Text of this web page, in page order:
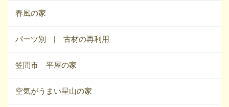
春風の家
パーツ別 | 古材の再利用
笠間市 平屋の家
空気がうまい星山の家